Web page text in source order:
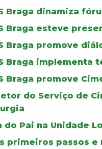
Braga dinamiza
Braga esteve
Braga promove
Braga implementa
Braga promove
do Serviço de
do Pai na Unidade
primeiros passos e